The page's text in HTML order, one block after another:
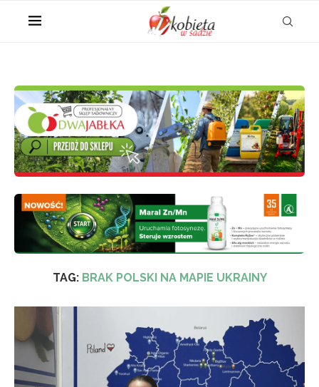
TAG: BRAK POLSKI NA MAPIE UKRAINY